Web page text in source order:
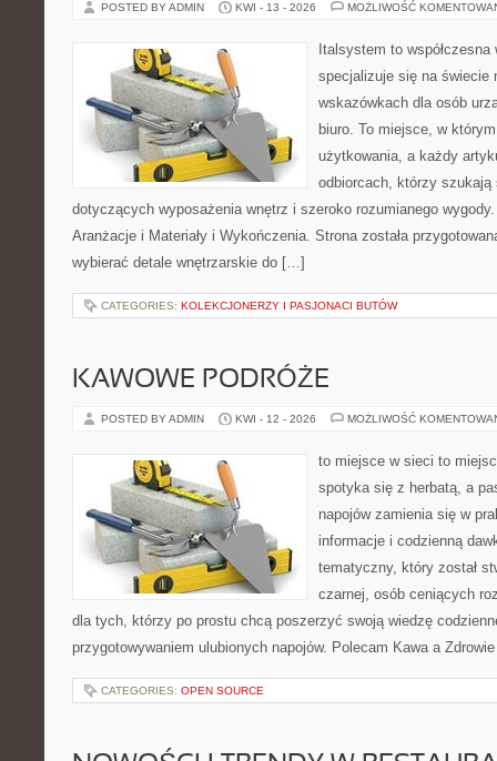
POSTED BY ADMIN KWI - 13 - 2026 MOŻLIWOŚĆ
Italsystem to
specjalizuje się na świecie
wskazówkach dla osób
biuro. To miejsce, w
użytkowania, a każdy
odbiorcach, którzy szukają
dotyczących wyposażenia wnętrz i szeroko rozumianego
Aranżacje i Materiały i Wykończenia. Strona została
wybierać detale wnętrzarskie do […]
CATEGORIES: KOLEKCJONERZY I PASJONACI BUTÓW
KAWOWE PODRÓŻE
POSTED BY ADMIN KWI - 12 - 2026 MOŻLIWOŚĆ
to miejsce w sieci to
spotyka się z herbatą, a
napojów zamienia się w
informacje i codzienną
tematyczny, który został
czarnej, osób ceniących
dla tych, którzy po prostu chcą poszerzyć swoją wiedzę
przygotowywaniem ulubionych napojów. Polecam Kawa a
CATEGORIES: OPEN SOURCE